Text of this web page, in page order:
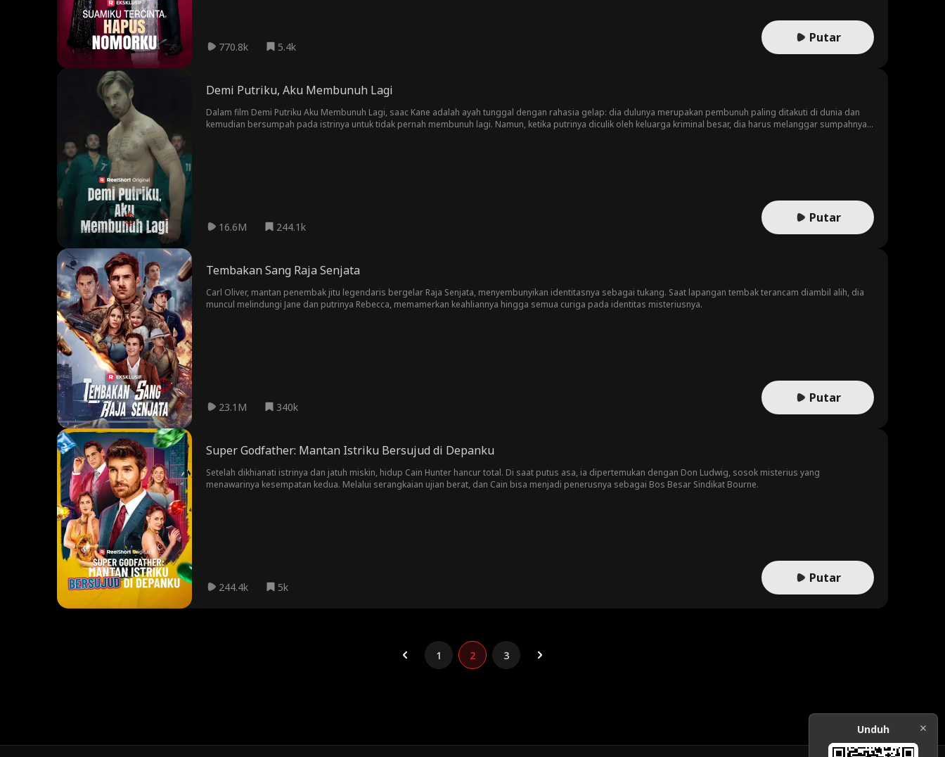
770.8k 5.4k
Putar
Demi Putriku, Aku Membunuh Lagi
Dalam film Demi Putriku Aku Membunuh Lagi, saac Kane adalah ayah tunggal dengan rahasia gelap: dia dulunya merupakan pembunuh paling ditakuti di dunia dan
kemudian bersumpah pada istrinya untuk tidak pernah membunuh lagi. Namun, ketika putrinya diculik oleh keluarga kriminal besar, dia harus melanggar sumpahnya
16.6M 244.1k
Putar
Tembakan Sang Raja Senjata
Carl Oliver, mantan penembak jitu legendaris bergelar Raja Senjata, menyembunyikan identitasnya sebagai tukang. Saat lapangan tembak terancam diambil alih, dia
muncul melindungi Jane dan putrinya Rebecca, memamerkan keahliannya hingga semua curiga pada identitas misteriusnya.
23.1M 340k
Putar
Super Godfather: Mantan Istriku Bersujud di Depanku
Setelah dikhianati istrinya dan jatuh miskin, hidup Cain Hunter hancur total. Di saat putus asa, ia dipertemukan dengan Don Ludwig, sosok misterius yang
menawarinya kesempatan kedua. Melalui serangkaian ujian berat, dan Cain bisa menjadi penerusnya sebagai Bos Besar Sindikat Bourne.
244.4k 5k
Putar
1 2 3
Unduh